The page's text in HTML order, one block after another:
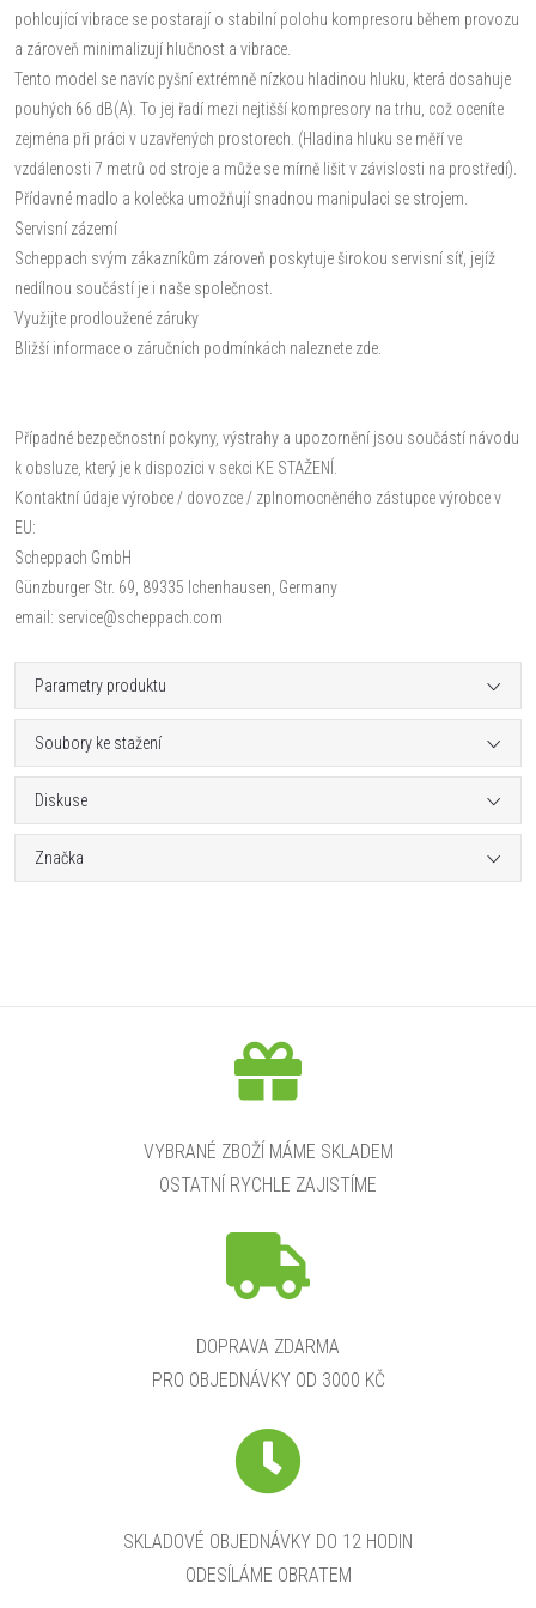
pohlcující vibrace se postarají o stabilní polohu kompresoru během provozu
a zároveň minimalizují hlučnost a vibrace.
Tento model se navíc pyšní extrémně nízkou hladinou hluku, která dosahuje
pouhých 66 dB(A). To jej řadí mezi nejtišší kompresory na trhu, což oceníte
zejména při práci v uzavřených prostorech. (Hladina hluku se měří ve
vzdálenosti 7 metrů od stroje a může se mírně lišit v závislosti na prostředí).
Přídavné madlo a kolečka umožňují snadnou manipulaci se strojem.
Servisní zázemí
Scheppach svým zákazníkům zároveň poskytuje širokou servisní síť, jejíž
nedílnou součástí je i naše společnost.
Využijte prodloužené záruky
Bližší informace o záručních podmínkách naleznete zde.
Případné bezpečnostní pokyny, výstrahy a upozornění jsou součástí návodu
k obsluze, který je k dispozici v sekci KE STAŽENÍ.
Kontaktní údaje výrobce / dovozce / zplnomocněného zástupce výrobce v
EU:
Scheppach GmbH
Günzburger Str. 69, 89335 Ichenhausen, Germany
email: service@scheppach.com
Parametry produktu
Soubory ke stažení
Diskuse
Značka
VYBRANÉ ZBOŽÍ MÁME SKLADEM
OSTATNÍ RYCHLE ZAJISTÍME
DOPRAVA ZDARMA
PRO OBJEDNÁVKY OD 3000 KČ
SKLADOVÉ OBJEDNÁVKY DO 12 HODIN
ODESÍLÁME OBRATEM